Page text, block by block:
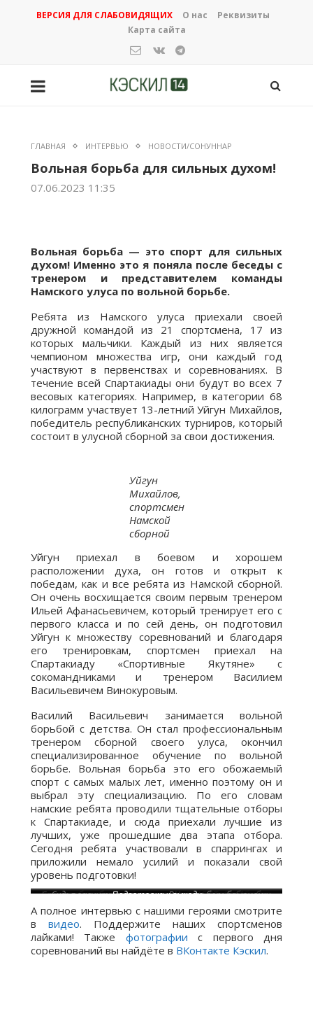
ВЕРСИЯ ДЛЯ СЛАБОВИДЯЩИХ О нас
Реквизиты
Карта сайта
ГЛАВНАЯ ИНТЕРВЬЮ НОВОСТИ/СОНУННАР
Вольная борьба для сильных духом!
07.06.2023 11:35
Вольная борьба — это спорт для сильных
духом! Именно это я поняла после беседы с
тренером и представителем команды
Намского улуса по вольной борьбе.
Ребята из Намского улуса приехали своей
дружной командой из 21 спортсмена, 17 из
которых мальчики. Каждый из них является
чемпионом множества игр, они каждый год
участвуют в первенствах и соревнованиях. В
течение всей Спартакиады они будут во всех 7
весовых категориях. Например, в категории 68
килограмм участвует 13-летний Уйгун Михайлов,
победитель республиканских турниров, который
состоит в улусной сборной за свои достижения.
Уйгун
Михайлов,
спортсмен
Намской
сборной
Уйгун приехал в боевом и хорошем
расположении духа, он готов и открыт к
победам, как и все ребята из Намской сборной.
Он очень восхищается своим первым тренером
Ильей Афанасьевичем, который тренирует его с
первого класса и по сей день, он подготовил
Уйгун к множеству соревнований и благодаря
его тренировкам, спортсмен приехал на
Спартакиаду «Спортивные Якутяне» с
сокомандниками и тренером Василием
Васильевичем Винокуровым.
Василий Васильевич занимается вольной
борьбой с детства. Он стал профессиональным
тренером сборной своего улуса, окончил
специализированное обучение по вольной
борьбе. Вольная борьба это его обожаемый
спорт с самых малых лет, именно поэтому он и
выбрал эту специализацию. По его словам
намские ребята проводили тщательные отборы
к Спартакиаде, и сюда приехали лучшие из
лучших, уже прошедшие два этапа отбора.
Сегодня ребята участвовали в спаррингах и
приложили немало усилий и показали свой
уровень подготовки!
Болельщики команд Вольная борьба
Вольная борьба: девушка ЦСК Триумф
Спортсмены готовятся Напряжённая борьба
Судья засчитывает
победу
Вольная борьба: юноши
Подготовка к выходу
А полное интервью с нашими героями смотрите
в видео. Поддержите наших спортсменов
лайками! Также фотографии с первого дня
соревнований вы найдёте в ВКонтакте Кэскил.